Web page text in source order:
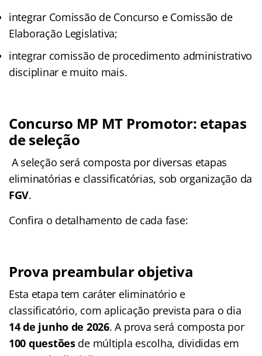
integrar Comissão de Concurso e Comissão de
Elaboração Legislativa;
integrar comissão de procedimento administrativo
disciplinar e muito mais.
Concurso MP MT Promotor: etapas
de seleção
A seleção será composta por diversas etapas
eliminatórias e classificatórias, sob organização da
FGV.
Confira o detalhamento de cada fase:
Prova preambular objetiva
Esta etapa tem caráter eliminatório e
classificatório, com aplicação prevista para o dia
14 de junho de 2026. A prova será composta por
100 questõesde múltipla escolha, divididas em